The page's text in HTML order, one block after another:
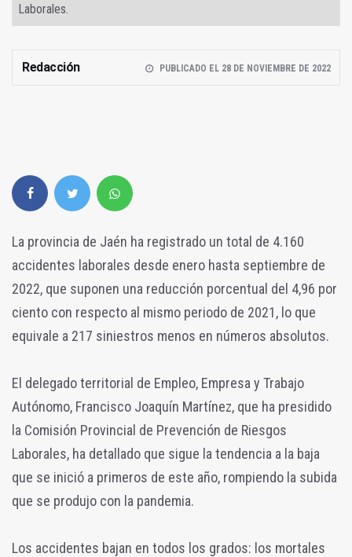
Laborales.
Redacción PUBLICADO EL 28 DE NOVIEMBRE DE 2022
La provincia de Jaén ha registrado un total de 4.160
accidentes laborales desde enero hasta septiembre de
2022, que suponen una reducción porcentual del 4,96 por
ciento con respecto al mismo periodo de 2021, lo que
equivale a 217 siniestros menos en números absolutos.
El delegado territorial de Empleo, Empresa y Trabajo
Autónomo, Francisco Joaquín Martínez, que ha presidido
la Comisión Provincial de Prevención de Riesgos
Laborales, ha detallado que sigue la tendencia a la baja
que se inició a primeros de este año, rompiendo la subida
que se produjo con la pandemia.
Los accidentes bajan en todos los grados: los mortales